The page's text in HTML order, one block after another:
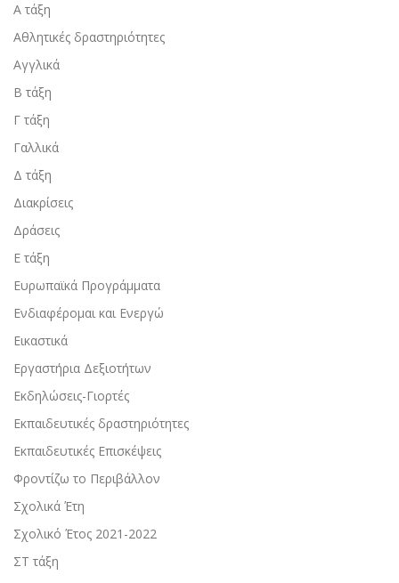
Α τάξη
Αθλητικές δραστηριότητες
Αγγλικά
Β τάξη
Γ τάξη
Γαλλικά
Δ τάξη
Διακρίσεις
Δράσεις
Ε τάξη
Ευρωπαϊκά Προγράμματα
Ενδιαφέρομαι και Ενεργώ
Εικαστικά
Εργαστήρια Δεξιοτήτων
Εκδηλώσεις-Γιορτές
Εκπαιδευτικές δραστηριότητες
Εκπαιδευτικές Επισκέψεις
Φροντίζω το Περιβάλλον
Σχολικά Έτη
Σχολικό Έτος 2021-2022
ΣΤ τάξη